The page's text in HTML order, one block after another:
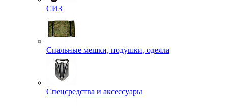
СИЗ
Спальные мешки, подушки, одеяла
Спецсредства и аксессуары